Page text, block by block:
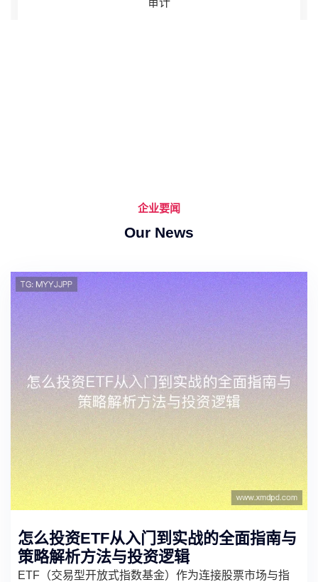
审计
企业要闻
Our News
怎么投资ETF从入门到实战的全面指南与
策略解析方法与投资逻辑
ETF（交易型开放式指数基金）作为连接股票市场与指